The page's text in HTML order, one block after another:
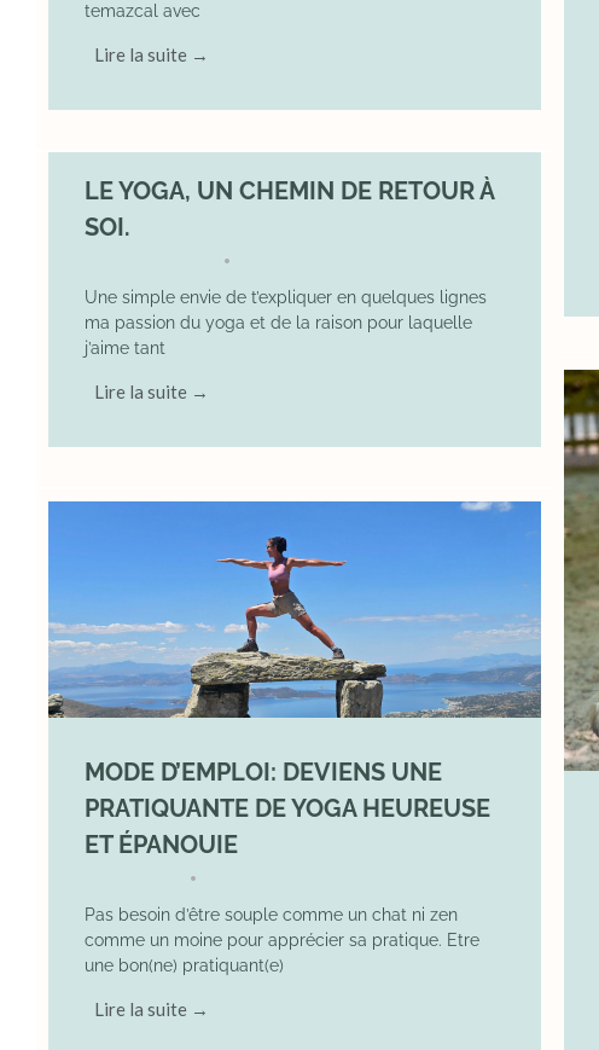
temazcal avec
Lire la suite →
LE YOGA, UN CHEMIN DE RETOUR À
SOI.
•
Une simple envie de t’expliquer en quelques lignes
ma passion du yoga et de la raison pour laquelle
j’aime tant
Lire la suite →
MODE D’EMPLOI: DEVIENS UNE
PRATIQUANTE DE YOGA HEUREUSE
ET ÉPANOUIE
•
Pas besoin d’être souple comme un chat ni zen
comme un moine pour apprécier sa pratique. Etre
une bon(ne) pratiquant(e)
Lire la suite →